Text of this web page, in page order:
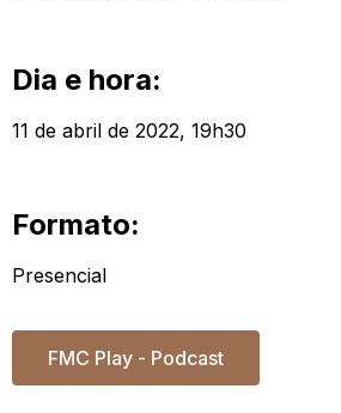
Dia e hora:
11 de abril de 2022, 19h30
Formato:
Presencial
FMC Play - Podcast